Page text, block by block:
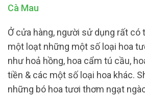
Cà Mau
Ở cửa hàng, người sử dụng rất có
một loạt những một số loại hoa
như hoả hồng, hoa cẩm tú cầu,
tiền & các một số loại hoa khác.
những bó hoa tươi thơm ngạt